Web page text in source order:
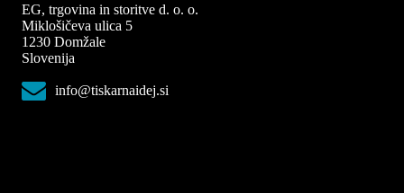
EG, trgovina in storitve d. o. o.
Miklošičeva ulica 5
1230 Domžale
Slovenija
info@tiskarnaidej.si